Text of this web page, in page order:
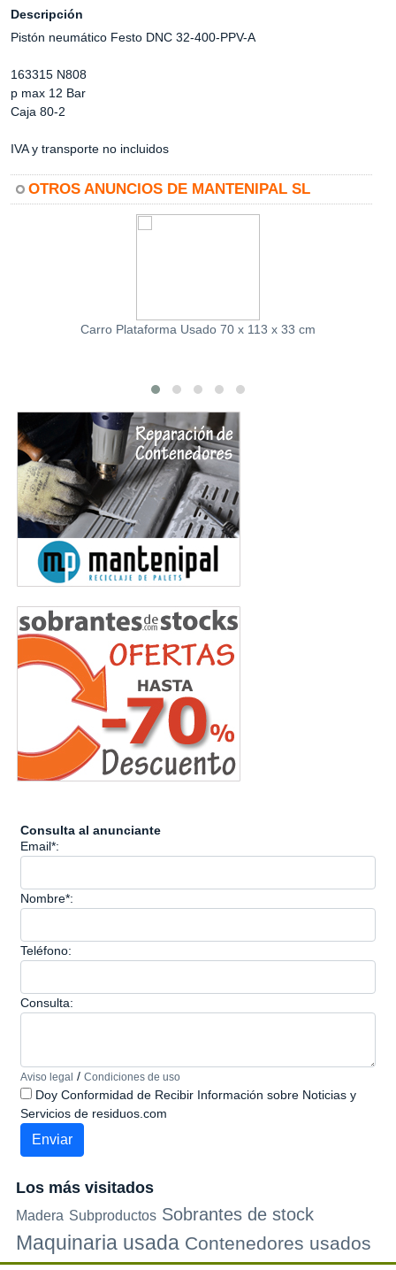
Descripción
Pistón neumático Festo DNC 32-400-PPV-A
163315 N808
p max 12 Bar
Caja 80-2
IVA y transporte no incluidos
OTROS ANUNCIOS DE MANTENIPAL SL
Carro Plataforma Usado 70 x 113 x 33 cm
Consulta al anunciante
Email*:
Nombre*:
Teléfono:
Consulta:
Aviso legal / Condiciones de uso
Doy Conformidad de Recibir Información sobre Noticias y
Servicios de residuos.com
Los más visitados
Madera Subproductos Sobrantes de stock
Maquinaria usada Contenedores usados